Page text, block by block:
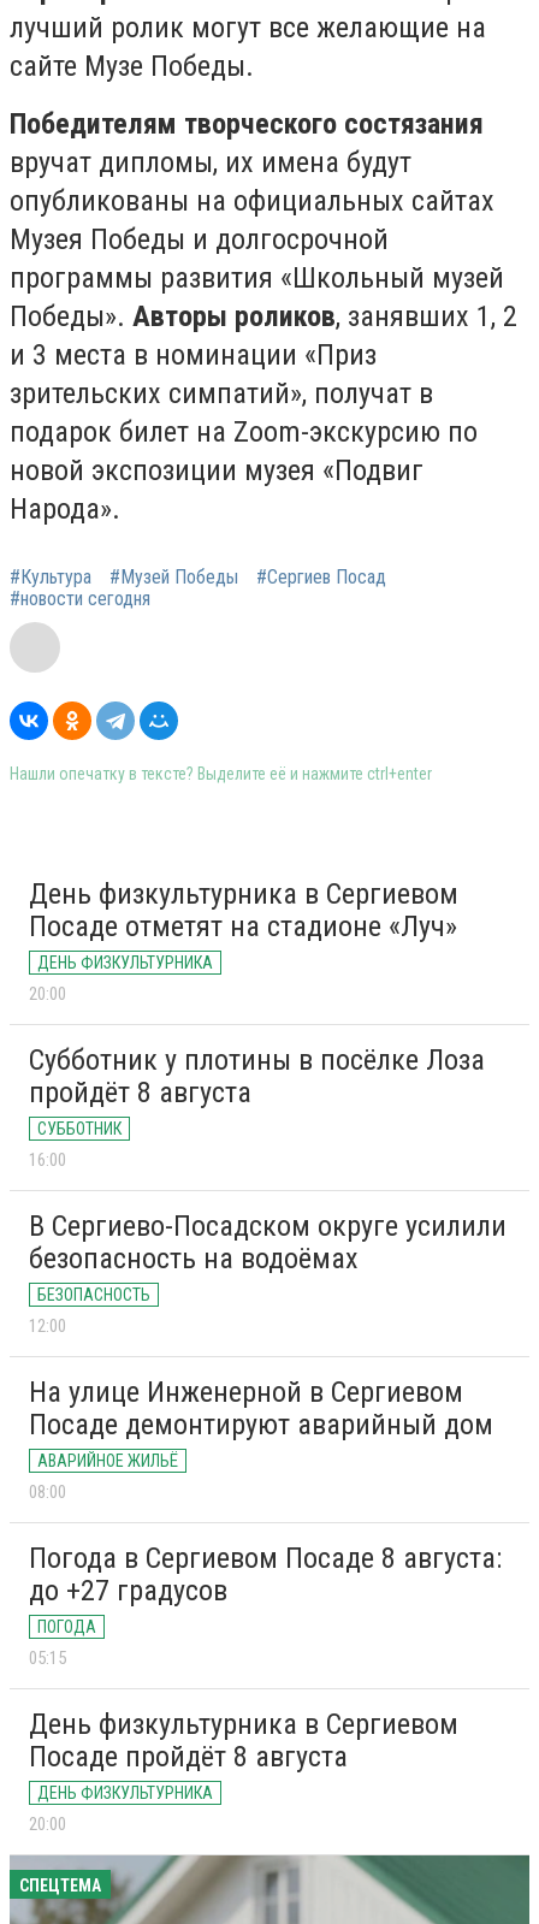
лучший ролик могут все желающие на
сайте Музе Победы.
Победителям творческого состязания
вручат дипломы, их имена будут
опубликованы на официальных сайтах
Музея Победы и долгосрочной
программы развития «Школьный музей
Победы». Авторы роликов, занявших 1, 2
и 3 места в номинации «Приз
зрительских симпатий», получат в
подарок билет на Zoom-экскурсию по
новой экспозиции музея «Подвиг
Народа».
#Культура #Музей Победы
#Сергиев Посад
#новости сегодня
Нашли опечатку в тексте? Выделите её и нажмите ctrl+enter
День физкультурника в Сергиевом
Посаде отметят на стадионе «Луч»
ДЕНЬ ФИЗКУЛЬТУРНИКА
20:00
Субботник у плотины в посёлке Лоза
пройдёт 8 августа
СУББОТНИК
16:00
В Сергиево-Посадском округе усилили
безопасность на водоёмах
БЕЗОПАСНОСТЬ
12:00
На улице Инженерной в Сергиевом
Посаде демонтируют аварийный дом
АВАРИЙНОЕ ЖИЛЬЁ
08:00
Погода в Сергиевом Посаде 8 августа:
до +27 градусов
ПОГОДА
05:15
День физкультурника в Сергиевом
Посаде пройдёт 8 августа
ДЕНЬ ФИЗКУЛЬТУРНИКА
20:00
СПЕЦТЕМА